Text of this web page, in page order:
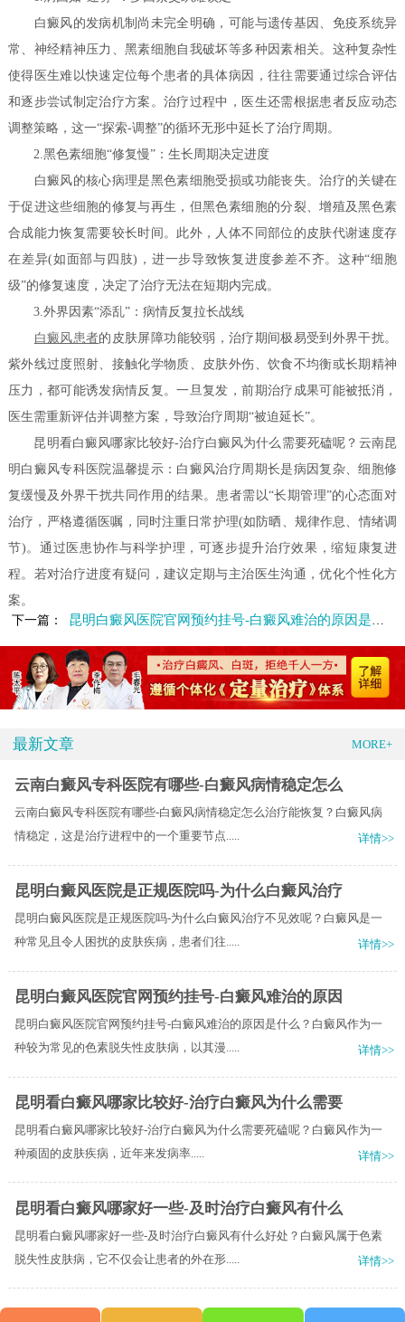
白癜风的发病机制尚未完全明确，可能与遗传基因、免疫系统异
常、神经精神压力、黑素细胞自我破坏等多种因素相关。这种复杂性
使得医生难以快速定位每个患者的具体病因，往往需要通过综合评估
和逐步尝试制定治疗方案。治疗过程中，医生还需根据患者反应动态
调整策略，这一“探索-调整”的循环无形中延长了治疗周期。
2.黑色素细胞“修复慢”：生长周期决定进度
白癜风的核心病理是黑色素细胞受损或功能丧失。治疗的关键在
于促进这些细胞的修复与再生，但黑色素细胞的分裂、增殖及黑色素
合成能力恢复需要较长时间。此外，人体不同部位的皮肤代谢速度存
在差异(如面部与四肢)，进一步导致恢复进度参差不齐。这种“细胞
级”的修复速度，决定了治疗无法在短期内完成。
3.外界因素“添乱”：病情反复拉长战线
白癜风患者的皮肤屏障功能较弱，治疗期间极易受到外界干扰。
紫外线过度照射、接触化学物质、皮肤外伤、饮食不均衡或长期精神
压力，都可能诱发病情反复。一旦复发，前期治疗成果可能被抵消，
医生需重新评估并调整方案，导致治疗周期“被迫延长”。
昆明看白癜风哪家比较好-治疗白癜风为什么需要死磕呢？云南昆
明白癜风专科医院温馨提示：白癜风治疗周期长是病因复杂、细胞修
复缓慢及外界干扰共同作用的结果。患者需以“长期管理”的心态面对
治疗，严格遵循医嘱，同时注重日常护理(如防晒、规律作息、情绪调
节)。通过医患协作与科学护理，可逐步提升治疗效果，缩短康复进
程。若对治疗进度有疑问，建议定期与主治医生沟通，优化个性化方
案。
下一篇：
昆明白癜风医院官网预约挂号-白癜风难治的原因是什么
最新文章 MORE+
云南白癜风专科医院有哪些-白癜风病情稳定怎么
云南白癜风专科医院有哪些-白癜风病情稳定怎么治疗能恢复？白癜风病
情稳定，这是治疗进程中的一个重要节点.....
详情>>
昆明白癜风医院是正规医院吗-为什么白癜风治疗
昆明白癜风医院是正规医院吗-为什么白癜风治疗不见效呢？白癜风是一
种常见且令人困扰的皮肤疾病，患者们往.....
详情>>
昆明白癜风医院官网预约挂号-白癜风难治的原因
昆明白癜风医院官网预约挂号-白癜风难治的原因是什么？白癜风作为一
种较为常见的色素脱失性皮肤病，以其漫.....
详情>>
昆明看白癜风哪家比较好-治疗白癜风为什么需要
昆明看白癜风哪家比较好-治疗白癜风为什么需要死磕​呢？白癜风作为一
种顽固的皮肤疾病，近年来发病率.....
详情>>
昆明看白癜风哪家好一些-及时治疗白癜风有什么
昆明看白癜风哪家好一些-及时治疗白癜风有什么好处？白癜风属于色素
脱失性皮肤病，它不仅会让患者的外在形.....
详情>>